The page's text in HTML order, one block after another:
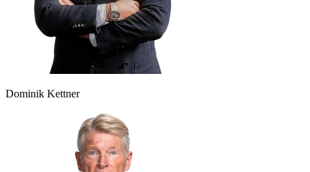
Dominik Kettner